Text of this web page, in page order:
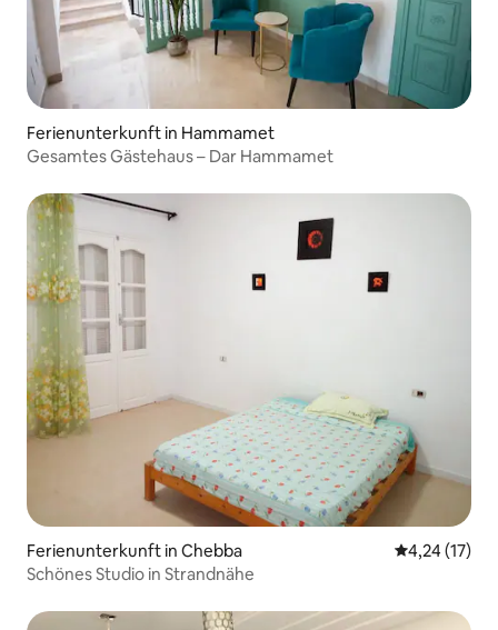
Ferienunterkunft in Hammamet
Gesamtes Gästehaus – Dar Hammamet
Ferienunterkunft in Chebba
4,24 (17)
Schönes Studio in Strandnähe